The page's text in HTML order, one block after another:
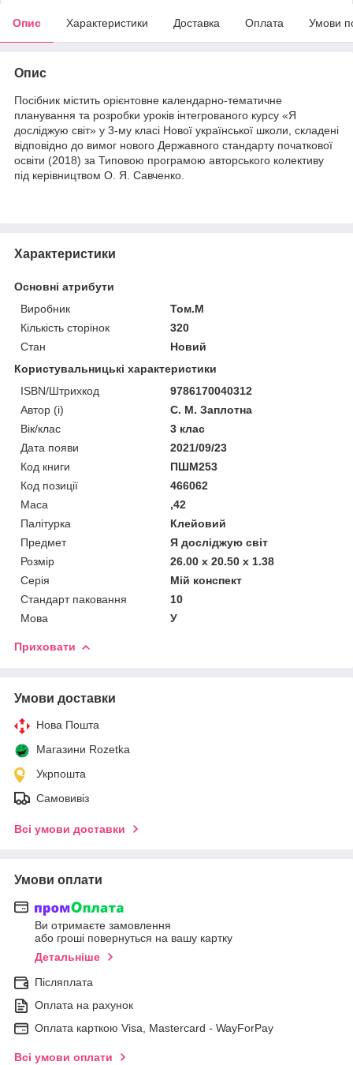
Опис Характеристики Доставка Оплата Умови
Опис
Посібник містить орієнтовне календарно-тематичне
планування та розробки уроків інтегрованого курсу «Я
досліджую світ» у 3-му класі Нової української школи, складені
відповідно до вимог нового Державного стандарту початкової
освіти (2018) за Типовою програмою авторського колективу
під керівництвом О. Я. Савченко.
Характеристики
Основні атрибути
Виробник
Том.М
Кількість сторінок
320
Стан
Новий
Користувальницькі характеристики
ISBN/Штрихкод
9786170040312
Автор (і)
С. М. Заплотна
Вік/клас
3 клас
Дата появи
2021/09/23
Код книги
ПШМ253
Код позиції
466062
Маса
,42
Палітурка
Клейовий
Предмет
Я досліджую світ
Розмір
26.00 x 20.50 x 1.38
Серія
Мій конспект
Стандарт паковання
10
Мова
У
Приховати
Умови доставки
Нова Пошта
Магазини Rozetka
Укрпошта
Самовивіз
Всі умови доставки
Умови оплати
Ви отримаєте замовлення
або гроші повернуться на вашу картку
Детальніше
Післяплата
Оплата на рахунок
Оплата карткою Visa, Mastercard - WayForPay
Всі умови оплати